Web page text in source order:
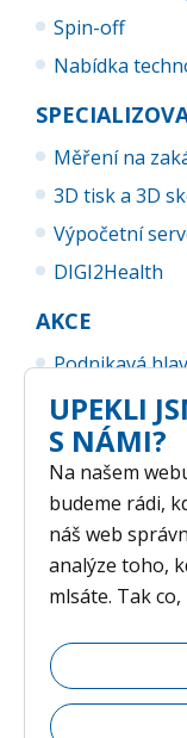
Spin-off
Nabídka
Měření na
3D tisk a 3D
Výpočetní
DIGI2Health
AKCE
Podnikavá
UP Business
GDPR/ © 2026
UPEKLI
S NÁMI?
Na našem
budeme rádi,
náš web
analýze toho,
mlsáte. Tak